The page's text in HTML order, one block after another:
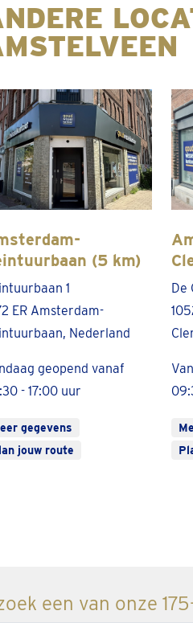
(5 km)
1
ER Amsterdam-
Nederland
geopend vanaf
- 17:00 uur
gegevens
jouw route
De
een van onze